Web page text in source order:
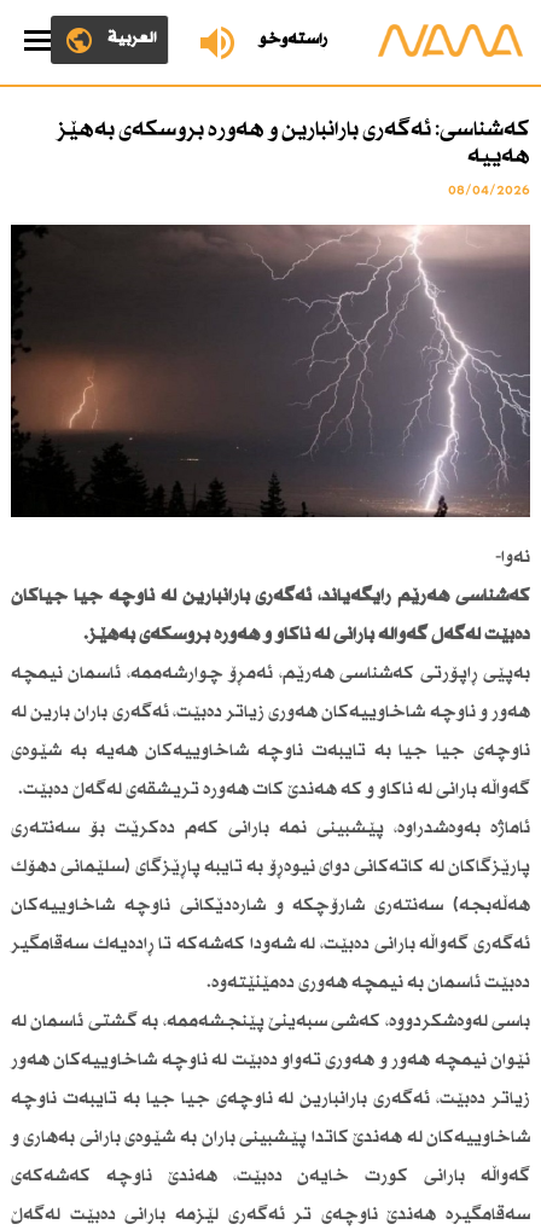
ڕاستەوخۆ العربية
كەشناسی: ئەگەری بارانبارین و هەورە بروسكەی بەهێز
هەییە
08/04/2026
نەوا-
كەشناسی هەرێم ڕایگەیاند، ئەگەری بارانبارین لە ناوچە جیا جیاكان
دەبێت لەگەڵ گەواڵە بارانی لە ناكاو و هەورە بروسكەی بەهێز.
بەپێی ڕاپۆرتی كەشناسی هەرێم، ئەمڕۆ چوارشەممە، ئاسمان نیمچە
هەور و ناوچە شاخاوییەكان هەوری زیاتر دەبێت، ئەگەری باران بارین لە
ناوچەی جیا جیا بە تایبەت ناوچە شاخاوییەكان هەیە بە شێوەی
گەواڵە بارانی لە ناكاو و كە هەندێ كات هەورە تریشقەی لەگەڵ دەبێت.
ئاماژە بەوەشدراوە، پێشبینی نمە بارانی كەم دەكرێت بۆ سەنتەری
پارێزگاكان لە كاتەكانی دوای نیوەڕۆ بە تایبە پاڕێزگای (سلێمانی دهۆك
هەڵەبجە) سەنتەری شارۆچكە و شارەدێكانی ناوچە شاخاوییەكان
ئەگەری گەواڵە بارانی دەبێت، لە شەودا كەشەكە تا ڕادەیەك سەقامگیر
دەبێت ئاسمان بە نیمچە هەوری دەمێنێتەوە.
باسی لەوەشكردووە، كەشی سبەینێ پێنجشەممە، بە گشتی ئاسمان لە
نێوان نیمچە هەور و هەوری تەواو دەبێت لە ناوچە شاخاوییەكان هەور
زیاتر دەبێت، ئەگەری بارانبارین لە ناوچەی جیا جیا بە تایبەت ناوچە
شاخاوییەكان لە هەندێ كاتدا پێشبینی باران بە شێوەی بارانی بەهاری و
گەواڵە بارانی كورت خایەن دەبێت، هەندێ ناوچە كەشەكەی
سەقامگیرە هەندێ ناوچەی تر ئەگەری لێزمە بارانی دەبێت لەگەڵ